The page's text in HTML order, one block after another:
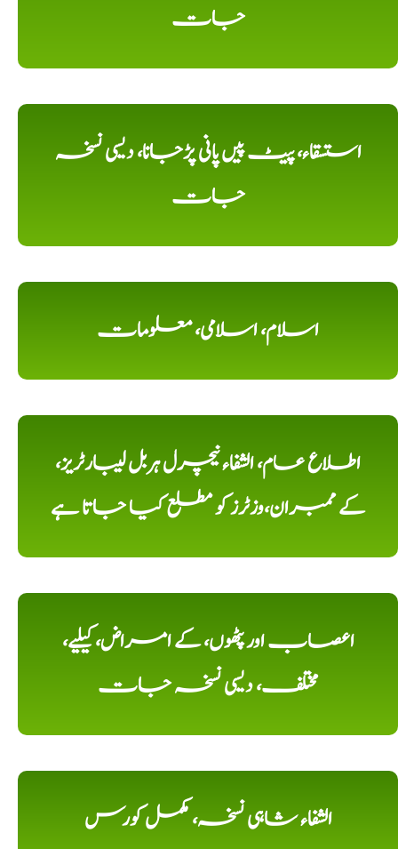
جات
استسقاء، پیٹ پیں پانی پڑجانا، دیسی نسخہ
جات
اسلام، اسلامی، معلومات
اطلاع عام، الشفاء نیچرل ہربل لیبارٹریز،
کے ممبران،وزٹرز کو مطلع کیا جاتا ہے
اعصاب اور پٹھوں، کے امراض، کیلیے،
مختلف، دیسی نسخہ جات
الشفاء شاہی نسخہ، مکمل کورس